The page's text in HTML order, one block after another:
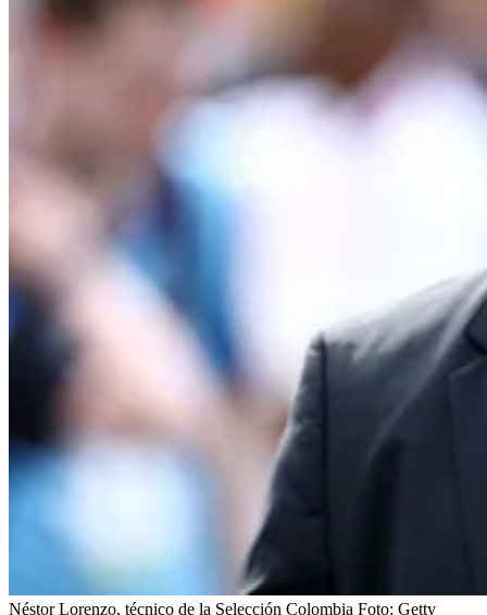
Néstor Lorenzo, técnico de la Selección Colombia Foto: Getty